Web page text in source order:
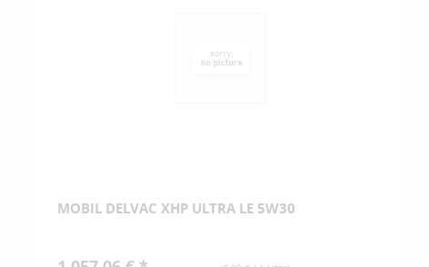
MOBIL DELVAC XHP ULTRA LE 5W30